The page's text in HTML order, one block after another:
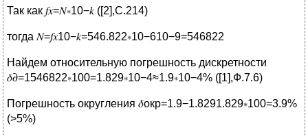
Так как 𝑓𝑥=𝑁∗10−𝑘 ([2],С.214)
тогда 𝑁=𝑓𝑥10−𝑘=546.822∗10−610−9=546822
Найдем относительную погрешность дискретности
𝛿𝜕=1546822∗100=1.829∗10−4≈1.9∗10−4% ([1],Ф.7.6)
Погрешность округления 𝛿окр=1.9−1.8291.829∗100=3.9%
(>5%)